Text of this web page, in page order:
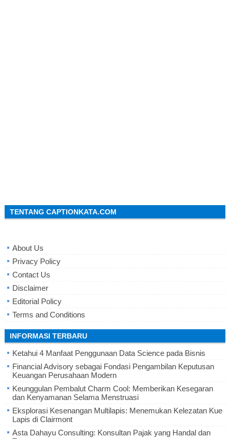
TENTANG CAPTIONKATA.COM
About Us
Privacy Policy
Contact Us
Disclaimer
Editorial Policy
Terms and Conditions
INFORMASI TERBARU
Ketahui 4 Manfaat Penggunaan Data Science pada Bisnis
Financial Advisory sebagai Fondasi Pengambilan Keputusan
Keuangan Perusahaan Modern
Keunggulan Pembalut Charm Cool: Memberikan Kesegaran
dan Kenyamanan Selama Menstruasi
Eksplorasi Kesenangan Multilapis: Menemukan Kelezatan Kue
Lapis di Clairmont
Asta Dahayu Consulting: Konsultan Pajak yang Handal dan